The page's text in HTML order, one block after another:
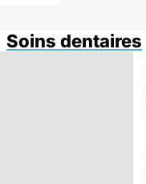
Soins dentaires